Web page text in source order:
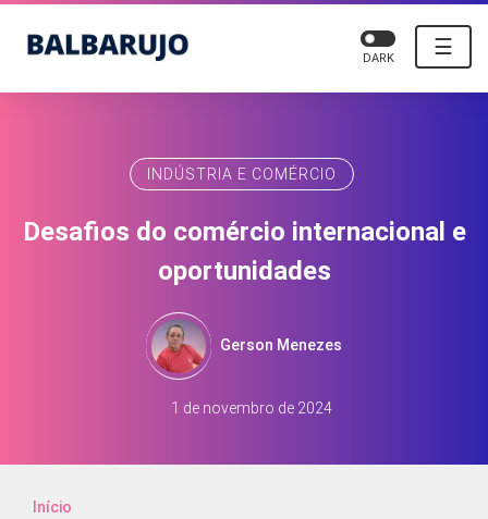
☰
DARK
INDÚSTRIA E COMÉRCIO
Desafios do comércio internacional e
oportunidades
Gerson Menezes
1 de novembro de 2024
Início